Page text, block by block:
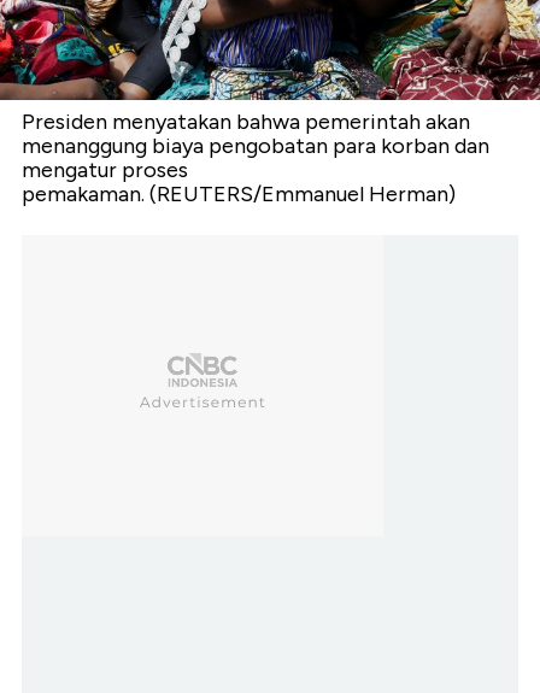
Presiden menyatakan bahwa pemerintah akan
menanggung biaya pengobatan para korban dan
mengatur proses
pemakaman. (REUTERS/Emmanuel Herman)